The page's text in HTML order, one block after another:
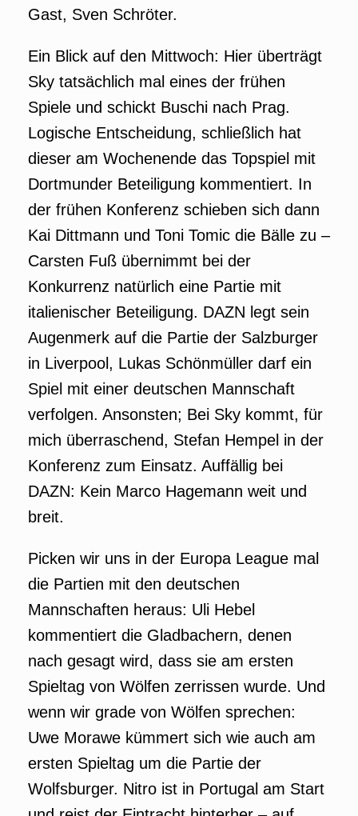
Gast, Sven Schröter.
Ein Blick auf den Mittwoch: Hier überträgt
Sky tatsächlich mal eines der frühen
Spiele und schickt Buschi nach Prag.
Logische Entscheidung, schließlich hat
dieser am Wochenende das Topspiel mit
Dortmunder Beteiligung kommentiert. In
der frühen Konferenz schieben sich dann
Kai Dittmann und Toni Tomic die Bälle zu –
Carsten Fuß übernimmt bei der
Konkurrenz natürlich eine Partie mit
italienischer Beteiligung. DAZN legt sein
Augenmerk auf die Partie der Salzburger
in Liverpool, Lukas Schönmüller darf ein
Spiel mit einer deutschen Mannschaft
verfolgen. Ansonsten; Bei Sky kommt, für
mich überraschend, Stefan Hempel in der
Konferenz zum Einsatz. Auffällig bei
DAZN: Kein Marco Hagemann weit und
breit.
Picken wir uns in der Europa League mal
die Partien mit den deutschen
Mannschaften heraus: Uli Hebel
kommentiert die Gladbachern, denen
nach gesagt wird, dass sie am ersten
Spieltag von Wölfen zerrissen wurde. Und
wenn wir grade von Wölfen sprechen:
Uwe Morawe kümmert sich wie auch am
ersten Spieltag um die Partie der
Wolfsburger. Nitro ist in Portugal am Start